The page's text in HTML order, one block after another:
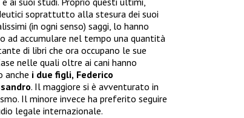
soprattutto alla stesura dei suoi
(in ogni senso) saggi, lo hanno
ad accumulare nel tempo una quantità
di libri che ora occupano le sue
nelle quali oltre ai cani hanno
anche i due figli, Federico
. Il maggiore si è avventurato in
Il minore invece ha preferito seguire
legale internazionale.